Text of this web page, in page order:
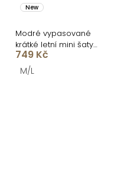
New
Modré vypasované
krátké letní mini šaty
ORSELLE
749 Kč
M/L